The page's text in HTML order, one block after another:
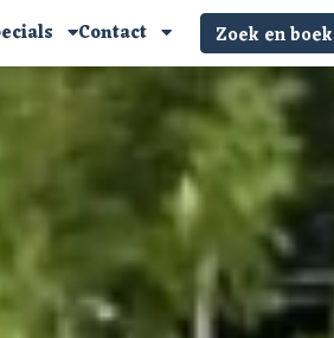
Contact Zoek en boek